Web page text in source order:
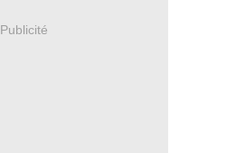
Publicité